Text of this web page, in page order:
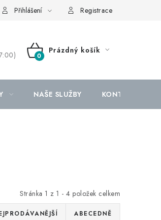
Přihlášení Registrace
NÁKUPNÍ
Prázdný košík
NAŠE SLUŽBY KONTAKTY
Stránka 1 z 1 - 4 položek celkem
ABECEDNĚ